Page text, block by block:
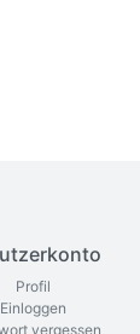
Profil
Einloggen
vergessen